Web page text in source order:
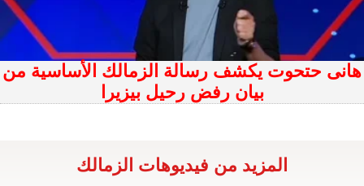
هانى حتحوت يكشف رسالة الزمالك الأساسية من
بيان رفض رحيل بيزيرا
المزيد من فيديوهات الزمالك